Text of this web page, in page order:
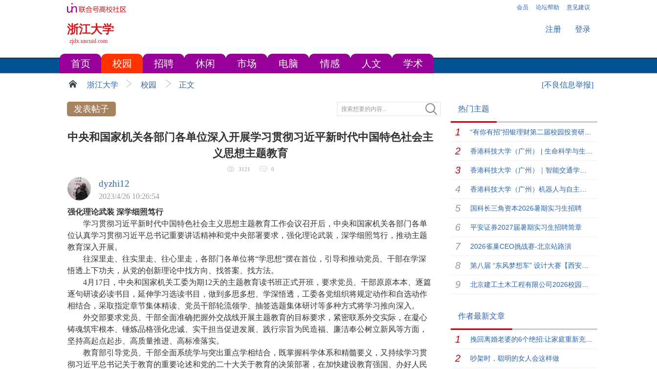
会员 论坛帮助 意见建议
浙江大学
zjdx.uncuid.com
注册 登录
首页 校园 招聘 休闲 市场 电脑 情感 人文 学术
浙江大学 校园 正文 [不良信息举报]
发表帖子
中央和国家机关各部门各单位深入开展学习贯彻习近平新时代中国特色社会主
义思想主题教育
3121 0
dyzhi12
2023/4/26 10:26:54
强化理论武装 深学细照笃行
学习贯彻习近平新时代中国特色社会主义思想主题教育工作会议召开后，中央和国家机关各部门各单
位认真学习贯彻习近平总书记重要讲话精神和党中央部署要求，强化理论武装，深学细照笃行，推动主题
教育深入开展。
往深里走、往实里走、往心里走，各部门各单位将“学思想”摆在首位，引导和推动党员、干部在学深
悟透上下功夫，从党的创新理论中找方向、找答案、找方法。
4月17日，中央和国家机关工委为期12天的主题教育读书班正式开班，要求党员、干部原原本本、逐篇
逐句研读必读书目，延伸学习选读书目，做到多思多想、学深悟透，工委各党组织将规定动作和自选动作
相结合，采取指定章节集体精读、党员干部轮流领学、抽签选题集体研讨等多种方式将学习推向深入。
外交部要求党员、干部全面准确把握外交战线开展主题教育的目标要求，紧密联系外交实际，在凝心
铸魂筑牢根本、锤炼品格强化忠诚、实干担当促进发展、践行宗旨为民造福、廉洁奉公树立新风等方面，
坚持高起点起步、高质量推进、高标准落实。
教育部引导党员、干部全面系统学与突出重点学相结合，既掌握科学体系和精髓要义，又持续学习贯
彻习近平总书记关于教育的重要论述和党的二十大关于教育的决策部署，在加快建设教育强国、办好人民
热门主题
国科长三角资本2026暑期实习生招聘
平安证券2027届暑期实习生招聘简章
2026雀巢CEO挑战赛-北京站路演
作者最新文章
吵架时，聪明的女人会这样做